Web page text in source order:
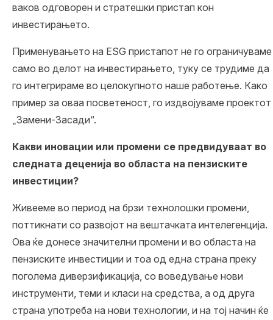
ваков одговорен и стратешки пристап кон
инвестирањето.
Применувањето на ESG пристапот не го ограничуваме
само во делот на инвестирањето, туку се трудиме да
го интегрираме во целокупното наше работење. Како
пример за оваа посветеност, го издвојуваме проектот
„Замени-Засади“.
Какви иновации или промени се предвидуваат во
следната деценија во областа на пензиските
инвестиции?
Живееме во период на брзи технолошки промени,
поттикнати со развојот на вештачката интелегенција.
Ова ќе донесе значителни промени и во областа на
пензиските инвестиции и тоа од една страна преку
поголема диверзификација, со воведување нови
инструменти, теми и класи на средства, а од друга
страна употреба на нови технологии, и на тој начин ќе